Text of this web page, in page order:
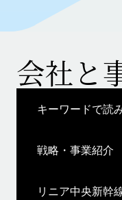
会社と
キーワードで読
戦略・事業紹介
リニア中央新幹